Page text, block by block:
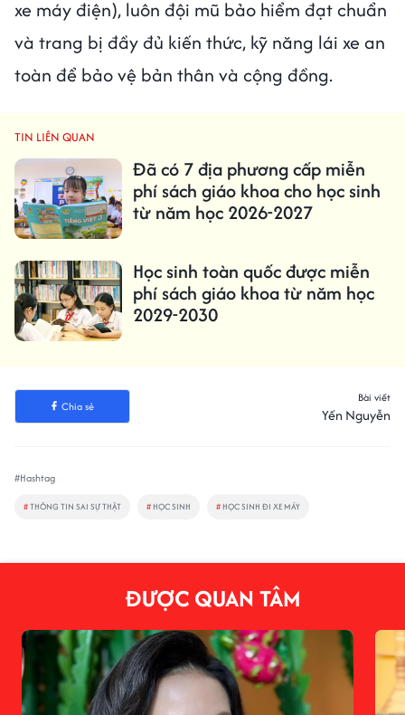
xe máy điện), luôn đội mũ bảo hiểm đạt chuẩn
và trang bị đầy đủ kiến thức, kỹ năng lái xe an
toàn để bảo vệ bản thân và cộng đồng.
TIN LIÊN QUAN
Đã có 7 địa phương cấp miễn
phí sách giáo khoa cho học sinh
từ năm học 2026-2027
Học sinh toàn quốc được miễn
phí sách giáo khoa từ năm học
2029-2030
Chia sẻ
Bài viết
Yến Nguyễn
#Hashtag
#THÔNG TIN SAI SỰ THẬT # HỌC SINH # HỌC SINH ĐI XE MÁY
ĐƯỢC QUAN TÂM